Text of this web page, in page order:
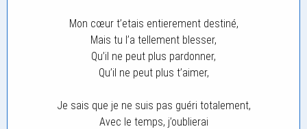
Mon cœur t’etais entierement destiné,
Mais tu l’a tellement blesser,
Qu’il ne peut plus pardonner,
Qu’il ne peut plus t’aimer,
Je sais que je ne suis pas guéri totalement,
Avec le temps, j’oublierai